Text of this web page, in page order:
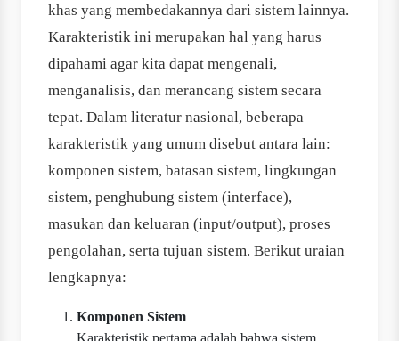
khas yang membedakannya dari sistem lainnya.
Karakteristik ini merupakan hal yang harus
dipahami agar kita dapat mengenali,
menganalisis, dan merancang sistem secara
tepat. Dalam literatur nasional, beberapa
karakteristik yang umum disebut antara lain:
komponen sistem, batasan sistem, lingkungan
sistem, penghubung sistem (interface),
masukan dan keluaran (input/output), proses
pengolahan, serta tujuan sistem. Berikut uraian
lengkapnya:
Komponen Sistem